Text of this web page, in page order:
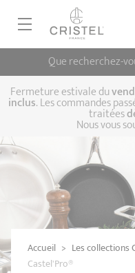
Que recherchez-
POÊLES, SAUTEUSES
Woks
CASSEROLES, FAITOUTS
Casseroles
casseroles
CUISSON VAPEUR
Cuit-vapeur
USTENSILE DE CUISINE
CUISSON SPÉCIALISÉE
Couscoussiers
CAFETIÈRES THÉIÈRES
ACCESSOIRES,
IDÉES ET CARTES
Fermeture estivale du
inclus. Les commandes
traitées
Nous vous
Accueil > Les collections
Castel'Pro®